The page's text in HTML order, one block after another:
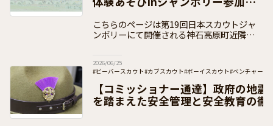
こちらのページは第19回日本スカウトジャ
ンボリーにて開催される神石高原町近隣の自
ーについてのお申込ページです。
2026/06/25
#ビーバースカウト#カブスカウト#ボーイスカウト#ベンチャース
#団運営
【コミッショナー通達】政府の地
を踏まえた安全管理と安全教育の徹